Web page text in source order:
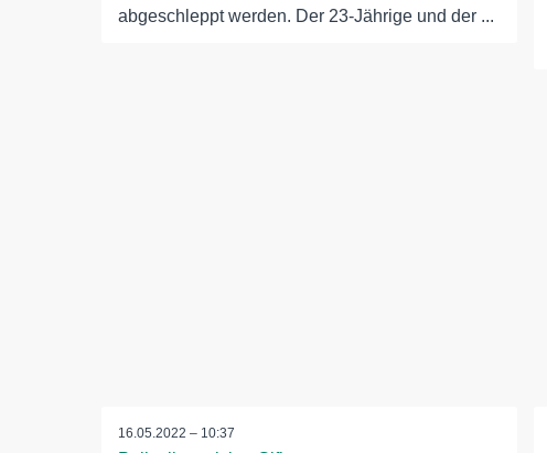
abgeschleppt werden. Der 23-Jährige und der ...
16.05.2022 – 10:37